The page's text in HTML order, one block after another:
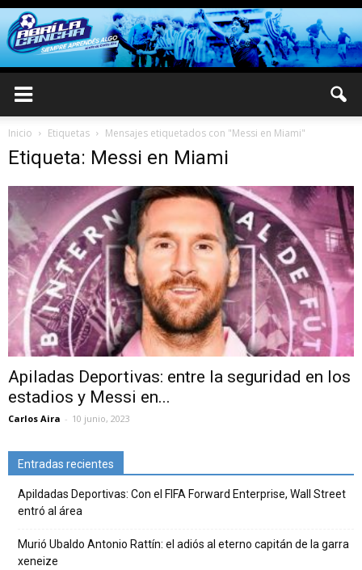
Inicio Etiquetas Mensajes etiquetados con "Messi en Miami"
Etiqueta: Messi en Miami
Apiladas Deportivas: entre la seguridad en los
estadios y Messi en...
Carlos Aira - 10 junio, 2023
Entradas recientes
Apildadas Deportivas: Con el FIFA Forward Enterprise, Wall Street
entró al área
Murió Ubaldo Antonio Rattín: el adiós al eterno capitán de la garra
xeneize